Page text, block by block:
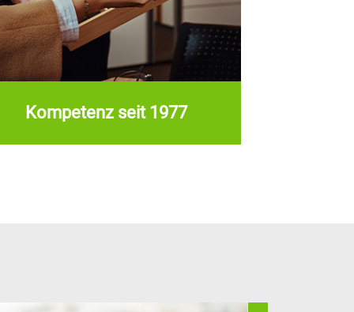
Kompetenz seit 1977
Kompetenz